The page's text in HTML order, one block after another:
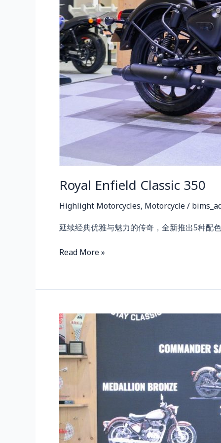
Royal Enfield Classic 350
Highlight Motorcycles, Motorcycle/
延续经典优雅与魅力的传奇，全新推出5种配
Read More »
PRESS
DAY
ROYAL
ENFIELD